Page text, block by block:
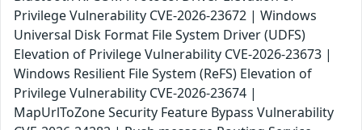
Privilege Vulnerability CVE-2026-23672 | Windows
Universal Disk Format File System Driver (UDFS)
Elevation of Privilege Vulnerability CVE-2026-23673 |
Windows Resilient File System (ReFS) Elevation of
Privilege Vulnerability CVE-2026-23674 |
MapUrlToZone Security Feature Bypass Vulnerability